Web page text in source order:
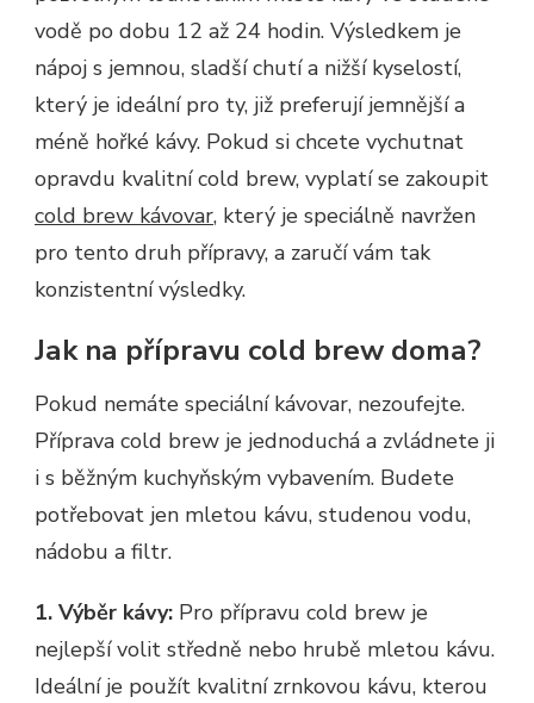
vodě po dobu 12 až 24 hodin. Výsledkem je
nápoj s jemnou, sladší chutí a nižší kyselostí,
který je ideální pro ty, již preferují jemnější a
méně hořké kávy. Pokud si chcete vychutnat
opravdu kvalitní cold brew, vyplatí se zakoupit
cold brew kávovar, který je speciálně navržen
pro tento druh přípravy, a zaručí vám tak
konzistentní výsledky.
Jak na přípravu cold brew doma?
Pokud nemáte speciální kávovar, nezoufejte.
Příprava cold brew je jednoduchá a zvládnete ji
i s běžným kuchyňským vybavením. Budete
potřebovat jen mletou kávu, studenou vodu,
nádobu a filtr.
1. Výběr kávy: Pro přípravu cold brew je
nejlepší volit středně nebo hrubě mletou kávu.
Ideální je použít kvalitní zrnkovou kávu, kterou